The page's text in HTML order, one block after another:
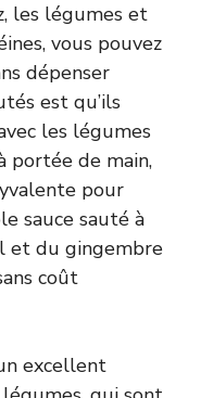
les légumes et
vous pouvez
dépenser
est qu’ils
les légumes
portée de main,
pour
sauce sauté à
et du gingembre
coût
excellent